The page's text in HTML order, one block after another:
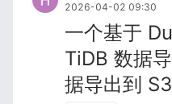
2026-04-02 09:30
一个基于
TiDB 数据
据导出到